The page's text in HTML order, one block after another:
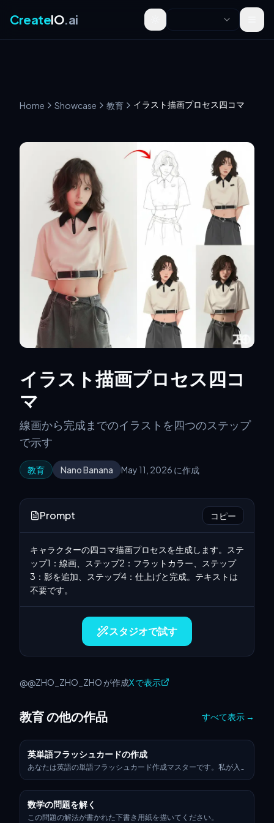
CreateIO.ai Toggle theme
Home Showcase 教育 イラスト描画プロセス四コマ
イラスト描画プロセス四コ
マ
線画から完成までのイラストを四つのステップ
で示す
教育 Nano Banana May 11, 2026 に作成
Prompt コピー
キャラクターの四コマ描画プロセスを生成します。ステ
ップ1：線画、ステップ2：フラットカラー、ステップ
3：影を追加、ステップ4：仕上げと完成。テキストは
不要です。
スタジオで試す
@@ZHO_ZHO_ZHO が作成X で表示
教育 の他の作品 すべて表示 →
英単語フラッシュカードの作成
あなたは英語の単語フラッシュカード作成マスターです。私が入
ニターなどのコンポーネントを、中国語と英語の両方で矢印を使
って段階的に紹介します。
数学の問題を解く
この問題の解法が書かれた下書き用紙を描いてください。